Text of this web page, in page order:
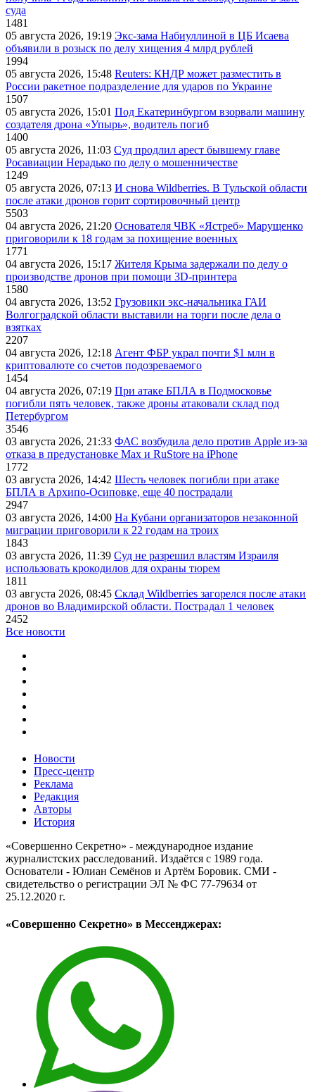
суда
1481
05 августа 2026, 19:19 Экс-зама Набиуллиной в ЦБ Исаева
объявили в розыск по делу хищения 4 млрд рублей
1994
05 августа 2026, 15:48 Reuters: КНДР может разместить в
России ракетное подразделение для ударов по Украине
1507
05 августа 2026, 15:01 Под Екатеринбургом взорвали машину
создателя дрона «Упырь», водитель погиб
1400
05 августа 2026, 11:03 Суд продлил арест бывшему главе
Росавиации Нерадько по делу о мошенничестве
1249
05 августа 2026, 07:13 И снова Wildberries. В Тульской области
после атаки дронов горит сортировочный центр
5503
04 августа 2026, 21:20 Основателя ЧВК «Ястреб» Марущенко
приговорили к 18 годам за похищение военных
1771
04 августа 2026, 15:17 Жителя Крыма задержали по делу о
производстве дронов при помощи 3D‑принтера
1580
04 августа 2026, 13:52 Грузовики экс-начальника ГАИ
Волгоградской области выставили на торги после дела о
взятках
2207
04 августа 2026, 12:18 Агент ФБР украл почти $1 млн в
криптовалюте со счетов подозреваемого
1454
04 августа 2026, 07:19 При атаке БПЛА в Подмосковье
погибли пять человек, также дроны атаковали склад под
Петербургом
3546
03 августа 2026, 21:33 ФАС возбудила дело против Apple из-за
отказа в предустановке Max и RuStore на iPhone
1772
03 августа 2026, 14:42 Шесть человек погибли при атаке
БПЛА в Архипо-Осиповке, еще 40 пострадали
2947
03 августа 2026, 14:00 На Кубани организаторов незаконной
миграции приговорили к 22 годам на троих
1843
03 августа 2026, 11:39 Суд не разрешил властям Израиля
использовать крокодилов для охраны тюрем
1811
03 августа 2026, 08:45 Склад Wildberries загорелся после атаки
дронов во Владимирской области. Пострадал 1 человек
2452
Все новости
Новости
Пресс-центр
Реклама
Редакция
Авторы
История
«Совершенно Секретно» - международное издание
журналистских расследований. Издаётся с 1989 года.
Основатели - Юлиан Семёнов и Артём Боровик. CМИ -
свидетельство о регистрации ЭЛ № ФС 77-79634 от
25.12.2020 г.
«Совершенно Секретно» в Мессенджерах: